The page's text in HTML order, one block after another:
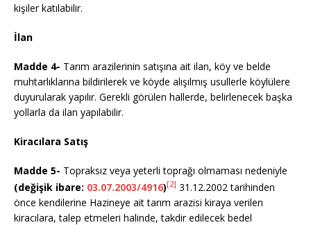
kişiler katılabilir.
İlan
Madde 4- Tarım arazilerinin satışına ait ilan, köy ve belde
muhtarlıklarına bildirilerek ve köyde alışılmış usullerle köylülere
duyurularak yapılır. Gerekli görülen hallerde, belirlenecek başka
yollarla da ilan yapılabilir.
Kiracılara Satış
Madde 5- Topraksız veya yeterli toprağı olmaması nedeniyle
(değişik ibare: 03.07.2003/4916)[2] 31.12.2002 tarihinden
önce kendilerine Hazineye ait tarım arazisi kiraya verilen
kiracılara, talep etmeleri halinde, takdir edilecek bedel